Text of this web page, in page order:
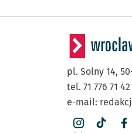
pl. Solny 14,
tel. 71 776 71 42
e-mail: